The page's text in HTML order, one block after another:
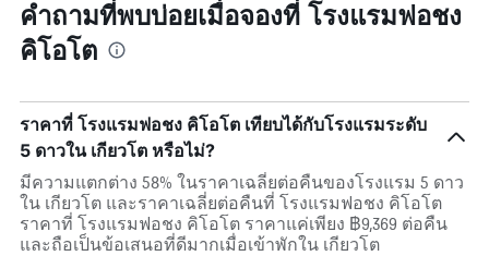
คำถามที่พบบ่อยเมื่อจองที่ โรงแรมฟอชง
คิโอโต
ราคาที่ โรงแรมฟอชง คิโอโต เทียบได้กับโรงแรมระดับ
5 ดาวใน เกียวโต หรือไม่?
มีความแตกต่าง 58% ในราคาเฉลี่ยต่อคืนของโรงแรม 5 ดาว
ใน เกียวโต และราคาเฉลี่ยต่อคืนที่ โรงแรมฟอชง คิโอโต
ราคาที่ โรงแรมฟอชง คิโอโต ราคาแค่เพียง ฿9,369 ต่อคืน
และถือเป็นข้อเสนอที่ดีมากเมื่อเข้าพักใน เกียวโต